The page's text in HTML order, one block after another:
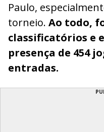
Paulo,
torneio. Ao todo,
classificatórios e
presença de 454
entradas.